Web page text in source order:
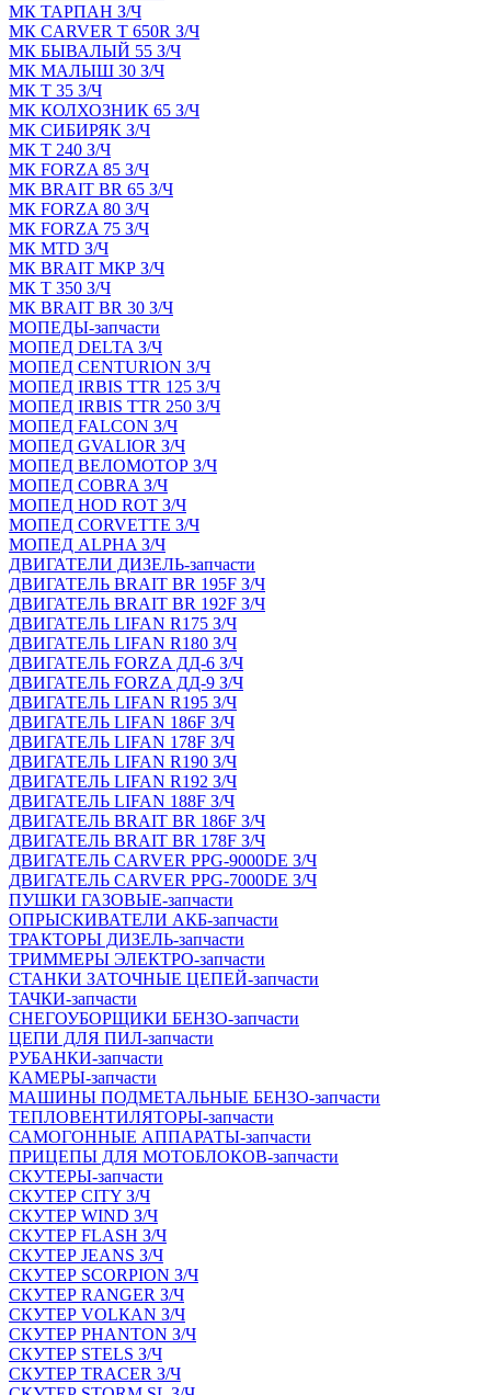
МК ТАРПАН З/Ч
МК CARVER Т 650R З/Ч
МК БЫВАЛЫЙ 55 З/Ч
МК МАЛЫШ 30 З/Ч
МК Т 35 З/Ч
МК КОЛХОЗНИК 65 З/Ч
МК СИБИРЯК З/Ч
МК Т 240 З/Ч
МК FORZA 85 З/Ч
МК BRAIT BR 65 З/Ч
МК FORZA 80 З/Ч
МК FORZA 75 З/Ч
МК MТD З/Ч
МК BRAIT МКР З/Ч
МК Т 350 З/Ч
МК BRAIT BR 30 З/Ч
МОПЕДЫ-запчасти
МОПЕД DELTA З/Ч
МОПЕД CENTURION З/Ч
МОПЕД IRBIS TTR 125 З/Ч
МОПЕД IRBIS TTR 250 З/Ч
МОПЕД FALCON З/Ч
МОПЕД GVALIOR З/Ч
МОПЕД ВЕЛОМОТОР З/Ч
МОПЕД COBRA З/Ч
МОПЕД HOD ROT З/Ч
МОПЕД CORVETTE З/Ч
МОПЕД ALPHA З/Ч
ДВИГАТЕЛИ ДИЗЕЛЬ-запчасти
ДВИГАТЕЛЬ BRAIT BR 195F З/Ч
ДВИГАТЕЛЬ BRAIT BR 192F З/Ч
ДВИГАТЕЛЬ LIFAN R175 З/Ч
ДВИГАТЕЛЬ LIFAN R180 З/Ч
ДВИГАТЕЛЬ FORZA ДД-6 З/Ч
ДВИГАТЕЛЬ FORZA ДД-9 З/Ч
ДВИГАТЕЛЬ LIFAN R195 З/Ч
ДВИГАТЕЛЬ LIFAN 186F З/Ч
ДВИГАТЕЛЬ LIFAN 178F З/Ч
ДВИГАТЕЛЬ LIFAN R190 З/Ч
ДВИГАТЕЛЬ LIFAN R192 З/Ч
ДВИГАТЕЛЬ LIFAN 188F З/Ч
ДВИГАТЕЛЬ BRAIT BR 186F З/Ч
ДВИГАТЕЛЬ BRAIT BR 178F З/Ч
ДВИГАТЕЛЬ CARVER PPG-9000DE З/Ч
ДВИГАТЕЛЬ CARVER PPG-7000DE З/Ч
ПУШКИ ГАЗОВЫЕ-запчасти
ОПРЫСКИВАТЕЛИ АКБ-запчасти
ТРАКТОРЫ ДИЗЕЛЬ-запчасти
ТРИММЕРЫ ЭЛЕКТРО-запчасти
СТАНКИ ЗАТОЧНЫЕ ЦЕПЕЙ-запчасти
ТАЧКИ-запчасти
СНЕГОУБОРЩИКИ БЕНЗО-запчасти
ЦЕПИ ДЛЯ ПИЛ-запчасти
РУБАНКИ-запчасти
КАМЕРЫ-запчасти
МАШИНЫ ПОДМЕТАЛЬНЫЕ БЕНЗО-запчасти
ТЕПЛОВЕНТИЛЯТОРЫ-запчасти
САМОГОННЫЕ АППАРАТЫ-запчасти
ПРИЦЕПЫ ДЛЯ МОТОБЛОКОВ-запчасти
СКУТЕРЫ-запчасти
СКУТЕР CITY З/Ч
СКУТЕР WIND З/Ч
СКУТЕР FLASH З/Ч
СКУТЕР JEANS З/Ч
СКУТЕР SCORPION З/Ч
СКУТЕР RANGER З/Ч
СКУТЕР VOLКAN З/Ч
СКУТЕР PHANTON З/Ч
СКУТЕР STELS З/Ч
СКУТЕР TRACER З/Ч